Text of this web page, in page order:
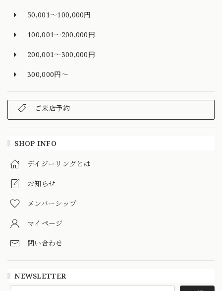
50,001～100,000円
100,001～200,000円
200,001～300,000円
300,000円～
ご来店予約
SHOP INFO
デイジーリングとは
お知らせ
メンバーシップ
マイページ
問い合わせ
NEWSLETTER